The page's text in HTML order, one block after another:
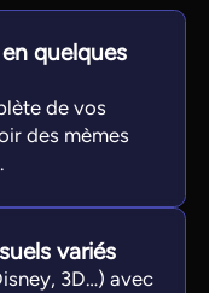
quelques
de vos
des mèmes
variés
3D…) avec